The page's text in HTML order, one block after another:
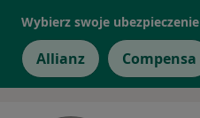
Wybierz swoje ubezpieczenie
Allianz Compensa